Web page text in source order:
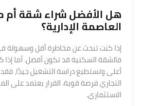
هل الأفضل شراءشقةأم
العاصمة الإدارية؟
إذا كنت تبحث عن مخاطرة أقل وسهولة في
فالشقة السكنية قد تكون أفضل. أما إذا
أعلى وتستطيع دراسة التشغيل جيدًا،
التجاري فرصة قوية. القرار يعتمد على
الاستثماري.